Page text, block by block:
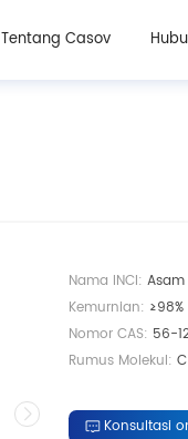
Tentang Casov
Bahan kosmetik
Nama INCI:
Kemurnian: ≥98%
Nomor CAS: 56-
Rumus Molekul:
Konsultasi